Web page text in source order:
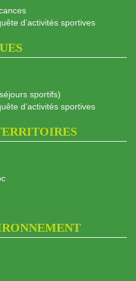
d’activités sportives
sportifs)
d’activités sportives